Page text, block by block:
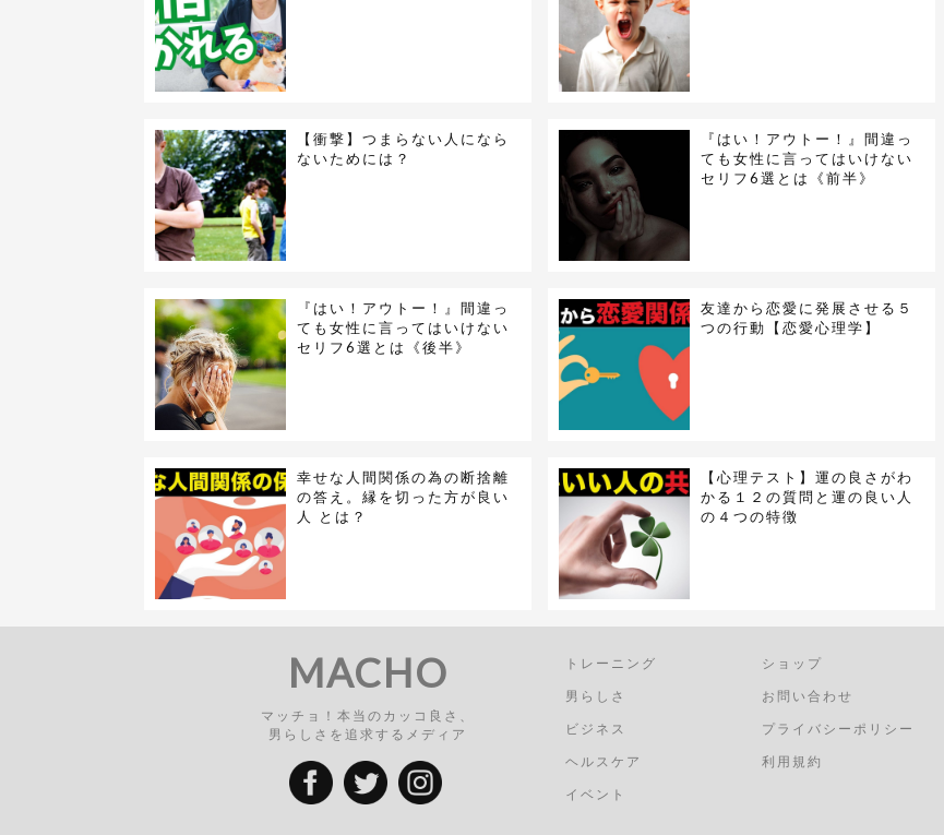
【衝撃】つまらない人になら
ないためには？
『はい！アウトー！』間違っ
ても女性に言ってはいけない
セリフ6選とは《前半》
『はい！アウトー！』間違っ
ても女性に言ってはいけない
セリフ6選とは《後半》
友達から恋愛に発展させる５
つの行動【恋愛心理学】
幸せな人間関係の為の断捨離
の答え。縁を切った方が良い
人 とは？
【心理テスト】運の良さがわ
かる１２の質問と運の良い人
の４つの特徴
MACHO
マッチョ！本当のカッコ良さ、
男らしさを追求するメディア
トレーニング
男らしさ
ビジネス
ヘルスケア
イベント
ショップ
お問い合わせ
プライバシーポリシー
利用規約